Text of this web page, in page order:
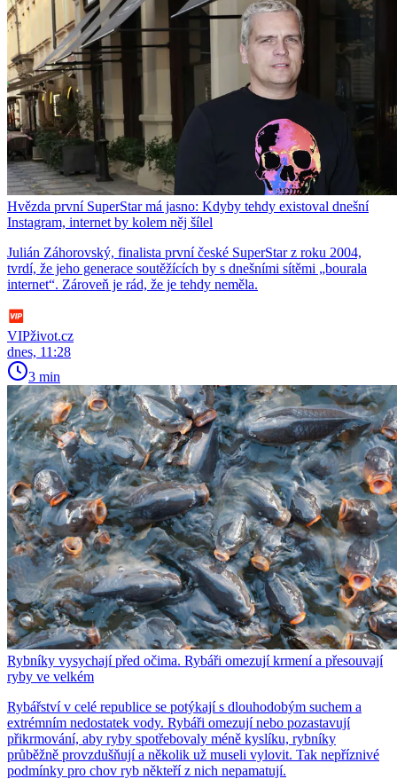
Hvězda první SuperStar má jasno: Kdyby tehdy existoval dnešní
Instagram, internet by kolem něj šílel
Julián Záhorovský, finalista první české SuperStar z roku 2004,
tvrdí, že jeho generace soutěžících by s dnešními sítěmi „bourala
internet“. Zároveň je rád, že je tehdy neměla.
VIPživot.cz
dnes, 11:28
3 min
Rybníky vysychají před očima. Rybáři omezují krmení a přesouvají
ryby ve velkém
Rybářství v celé republice se potýkají s dlouhodobým suchem a
extrémním nedostatek vody. Rybáři omezují nebo pozastavují
přikrmování, aby ryby spotřebovaly méně kyslíku, rybníky
průběžně provzdušňují a několik už museli vylovit. Tak nepříznivé
podmínky pro chov ryb někteří z nich nepamatují.